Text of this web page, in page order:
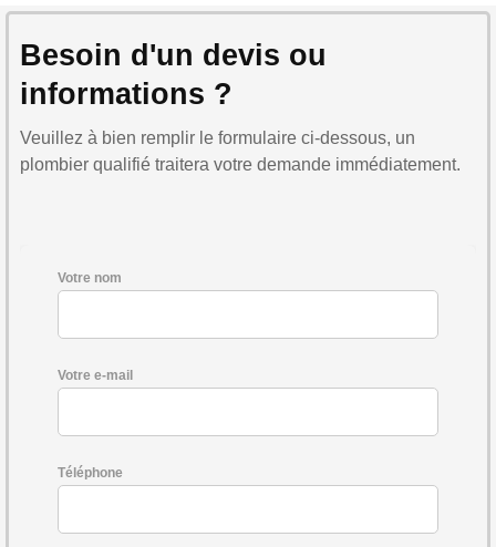
Besoin d'un devis ou
informations ?
Veuillez à bien remplir le formulaire ci-dessous, un
plombier qualifié traitera votre demande immédiatement.
Votre nom
Votre e-mail
Téléphone